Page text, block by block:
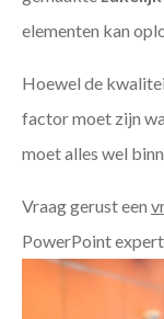
elementen kan
Hoewel de
factor moet zijn
moet alles wel
Vraag gerust een
PowerPoint